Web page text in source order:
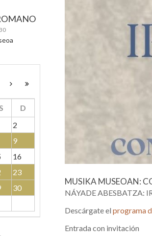
MUSIKA MUSEOAN:
NÁYADE ABESBATZA:
Descárgate el programa
Entrada con invitación
D
2
9
16
23
30